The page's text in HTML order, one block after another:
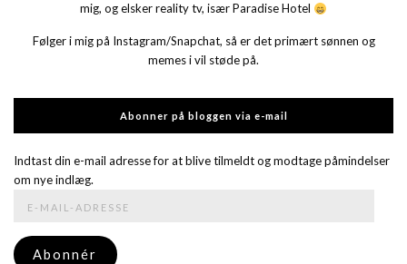
mig, og elsker reality tv, især Paradise Hotel
Følger i mig på Instagram/Snapchat, så er det primært sønnen og
memes i vil støde på.
Abonner på bloggen via e-mail
Indtast din e-mail adresse for at blive tilmeldt og modtage påmindelser
om nye indlæg.
adresse
Abonnér